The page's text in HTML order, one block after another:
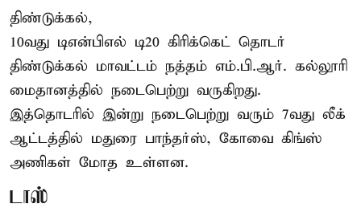
திண்டுக்கல்,
10வது டிஎன்பிஎல் டி20 கிரிக்கெட் தொடர்
திண்டுக்கல் மாவட்டம் நத்தம் எம்.பி.ஆர். கல்லூரி
மைதானத்தில் நடைபெற்று வருகிறது.
இத்தொடரில் இன்று நடைபெற்று வரும் 7வது லீக்
ஆட்டத்தில் மதுரை பாந்தர்ஸ், கோவை கிங்ஸ்
அணிகள் மோத உள்ளன.
டாஸ்